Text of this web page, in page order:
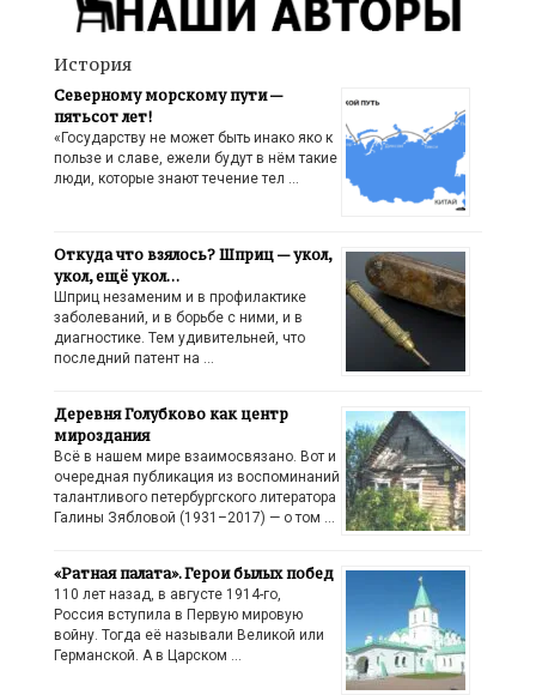
История
Северному морскому пути —
пятьсот лет!
«Государству не может быть инако яко к
пользе и славе, ежели будут в нём такие
люди, которые знают течение тел …
Откуда что взялось? Шприц — укол,
укол, ещё укол…
Шприц незаменим и в профилактике
заболеваний, и в борьбе с ними, и в
диагностике. Тем удивительней, что
последний патент на …
Деревня Голубково как центр
мироздания
Всё в нашем мире взаимосвязано. Вот и
очередная публикация из воспоминаний
талантливого петербургского литератора
Галины Зябловой (1931–2017) — о том …
«Ратная палата». Герои былых побед
110 лет назад, в августе 1914-го,
Россия вступила в Первую мировую
войну. Тогда её называли Великой или
Германской. А в Царском …